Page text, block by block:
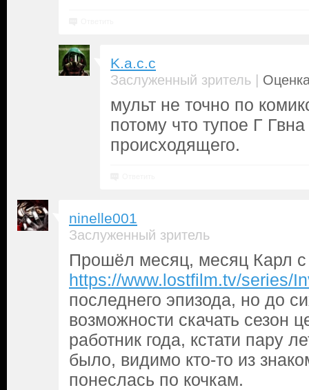
K.a.c.c
Заслуженный зритель |
мульт не точно по
потому что тупое Г
происходящего.
ninelle001
Заслуженный зритель
Прошёл месяц, месяц Карл с
https://www.lostfilm.tv/series/
последнего эпизода, но до
возможности скачать сезон
работник года, кстати пару
было, видимо кто-то из
понеслась по кочкам.